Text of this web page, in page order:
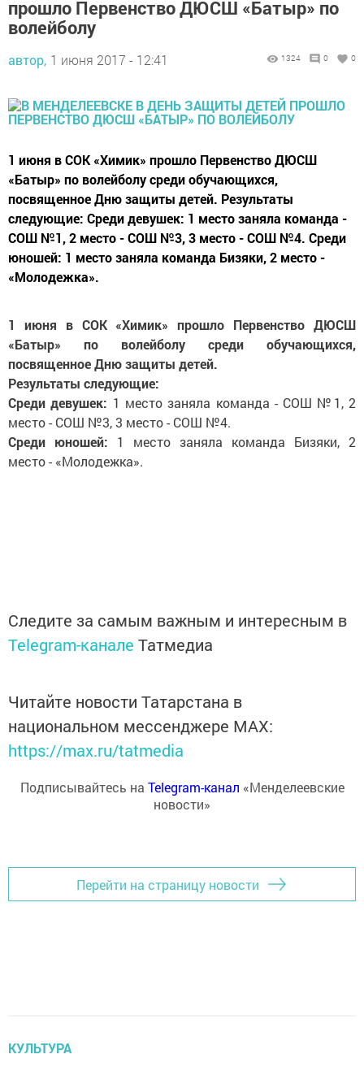
прошло Первенство ДЮСШ «Батыр» по
волейболу
автор, 1 июня 2017 - 12:41 1324 0 0
1 июня в СОК «Химик» прошло Первенство ДЮСШ
«Батыр» по волейболу среди обучающихся,
посвященное Дню защиты детей. Результаты
следующие: Среди девушек: 1 место заняла команда -
СОШ №1, 2 место - СОШ №3, 3 место - СОШ №4. Среди
юношей: 1 место заняла команда Бизяки, 2 место -
«Молодежка».
1 июня в СОК «Химик» прошло Первенство ДЮСШ
«Батыр» по волейболу среди обучающихся,
посвященное Дню защиты детей.
Результаты следующие:
Среди девушек: 1 место заняла команда - СОШ №1, 2
место - СОШ №3, 3 место - СОШ №4.
Среди юношей: 1 место заняла команда Бизяки, 2
место - «Молодежка».
Следите за самым важным и интересным в
Telegram-канале Татмедиа
Читайте новости Татарстана в
национальном мессенджере MАХ:
https://max.ru/tatmedia
Подписывайтесь на Telegram-канал «Менделеевские
новости»
Перейти на страницу новости
КУЛЬТУРА